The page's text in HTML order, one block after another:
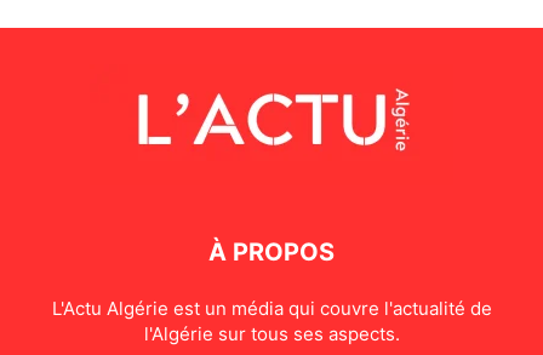
À PROPOS
L'Actu Algérie est un média qui couvre l'actualité de
l'Algérie sur tous ses aspects.